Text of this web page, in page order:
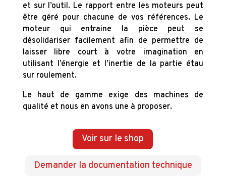
et sur l’outil. Le rapport entre les moteurs peut
être géré pour chacune de vos références. Le
moteur qui entraine la pièce peut se
désolidariser facilement afin de permettre de
laisser libre court à votre imagination en
utilisant l’énergie et l’inertie de la partie étau
sur roulement.
Le haut de gamme exige des machines de
qualité et nous en avons une à proposer.
Voir sur le shop
Demander la documentation technique